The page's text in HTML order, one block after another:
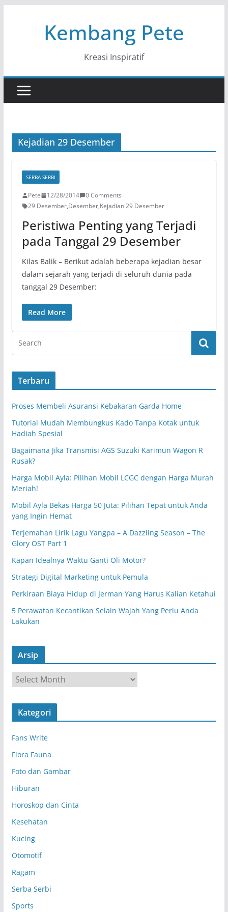
Kembang Pete
Kreasi Inspiratif
Kejadian 29 Desember
SERBA SERBI
Pete 12/28/2014
0 Comments
29 Desember,Desember,Kejadian 29 Desember
Peristiwa Penting yang Terjadi
pada Tanggal 29 Desember
Kilas Balik – Berikut adalah beberapa kejadian besar
dalam sejarah yang terjadi di seluruh dunia pada
tanggal 29 Desember:
Read More
Terbaru
Proses Membeli Asuransi Kebakaran Garda Home
Tutorial Mudah Membungkus Kado Tanpa Kotak untuk
Hadiah Spesial
Bagaimana Jika Transmisi AGS Suzuki Karimun Wagon R
Rusak?
Harga Mobil Ayla: Pilihan Mobil LCGC dengan Harga Murah
Meriah!
Mobil Ayla Bekas Harga 50 Juta: Pilihan Tepat untuk Anda
yang Ingin Hemat
Terjemahan Lirik Lagu Yangpa – A Dazzling Season – The
Glory OST Part 1
Kapan Idealnya Waktu Ganti Oli Motor?
Strategi Digital Marketing untuk Pemula
Perkiraan Biaya Hidup di Jerman Yang Harus Kalian Ketahui
5 Perawatan Kecantikan Selain Wajah Yang Perlu Anda
Lakukan
Arsip
r
s
Kategori
Fans Write
Flora Fauna
Foto dan Gambar
Hiburan
Horoskop dan Cinta
Kesehatan
Kucing
Otomotif
Ragam
Serba Serbi
Sports